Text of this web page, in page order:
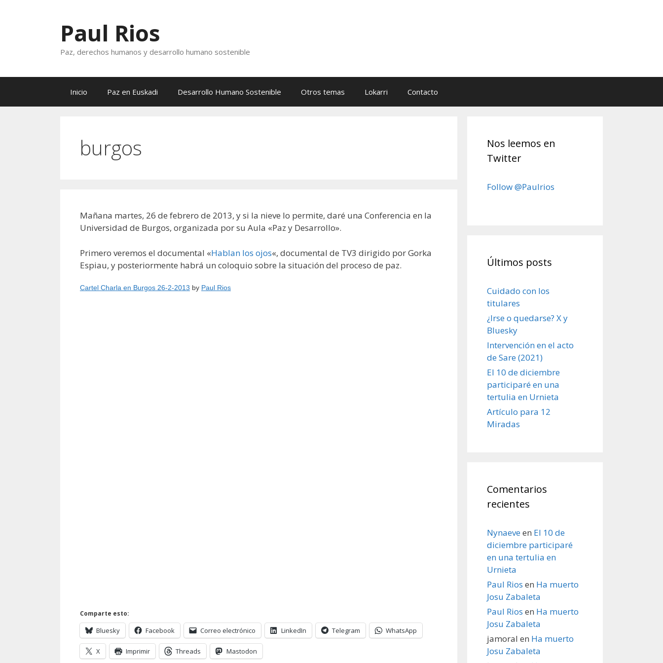
Paul Rios
Paz, derechos humanos y desarrollo humano sostenible
Inicio Paz en Euskadi Desarrollo Humano Sostenible Otros temas Lokarri Contacto
burgos
Mañana martes, 26 de febrero de 2013, y si la nieve lo permite, daré una Conferencia en la
Universidad de Burgos, organizada por su Aula «Paz y Desarrollo».
Primero veremos el documental «Hablan los ojos«, documental de TV3 dirigido por Gorka
Espiau, y posteriormente habrá un coloquio sobre la situación del proceso de paz.
Cartel Charla en Burgos 26-2-2013 by Paul Rios
Comparte esto:
Bluesky Facebook Correo electrónico LinkedIn Telegram WhatsApp
X Imprimir Threads Mastodon
Nos leemos en
Twitter
Follow @Paulrios
Últimos posts
Cuidado con los
titulares
¿Irse o quedarse? X y
Bluesky
Intervención en el acto
de Sare (2021)
El 10 de diciembre
participaré en una
tertulia en Urnieta
Artículo para 12
Miradas
Comentarios
recientes
Nynaeveen El 10 de
diciembre participaré
en una tertulia en
Urnieta
Paul Rios en Ha muerto
Josu Zabaleta
Paul Rios en Ha muerto
Josu Zabaleta
jamoral en Ha muerto
Josu Zabaleta